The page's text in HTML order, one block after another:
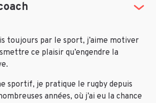
toujours par le sport, j’aime motiver
ce plaisir qu’engendre la
sportif, je pratique le rugby depuis
années, où j’ai eu la chance